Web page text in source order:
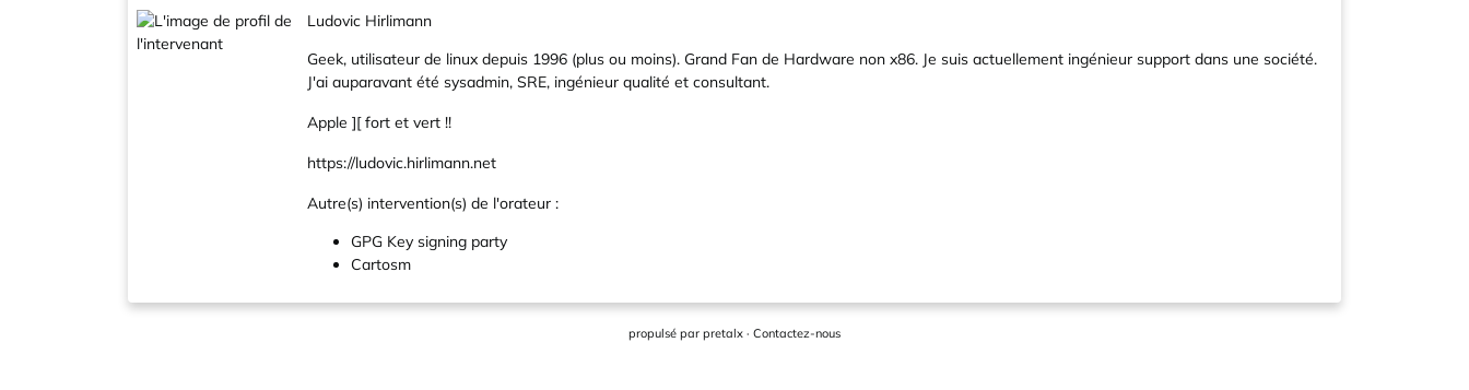
Ludovic Hirlimann
Geek, utilisateur de linux depuis 1996 (plus ou moins). Grand Fan de Hardware non x86. Je suis actuellement ingénieur support dans une société.
J'ai auparavant été sysadmin, SRE, ingénieur qualité et consultant.
Apple ][ fort et vert !!
https://ludovic.hirlimann.net
Autre(s) intervention(s) de l'orateur :
GPG Key signing party
Cartosm
propulsé par pretalx · Contactez-nous